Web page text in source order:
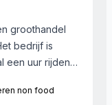
groothandel
bedrijf is
een uur rijden
naar
non food